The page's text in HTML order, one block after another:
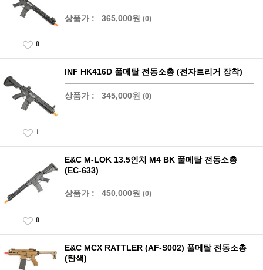
상품가 : 365,000원 (0)
0
INF HK416D 풀메탈 전동소총 (전자트리거 장착)
상품가 : 345,000원 (0)
1
E&C M-LOK 13.5인치 M4 BK 풀메탈 전동소총
(EC-633)
상품가 : 450,000원 (0)
0
E&C MCX RATTLER (AF-S002) 풀메탈 전동소총
(탄색)